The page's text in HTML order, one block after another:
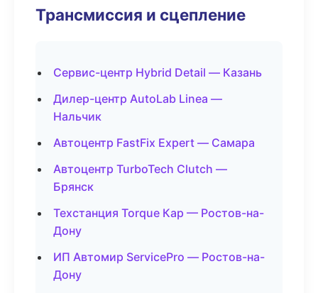
Трансмиссия и сцепление
Сервис-центр Hybrid Detail — Казань
Дилер-центр AutoLab Linea —
Нальчик
Автоцентр FastFix Expert — Самара
Автоцентр TurboTech Clutch —
Брянск
Техстанция Torque Кар — Ростов-на-
Дону
ИП Автомир ServicePro — Ростов-на-
Дону